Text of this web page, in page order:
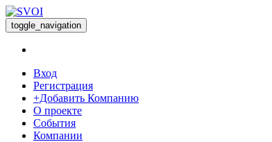
toggle_navigation
Вход
Регистрация
+Добавить Компанию
О проекте
События
Компании